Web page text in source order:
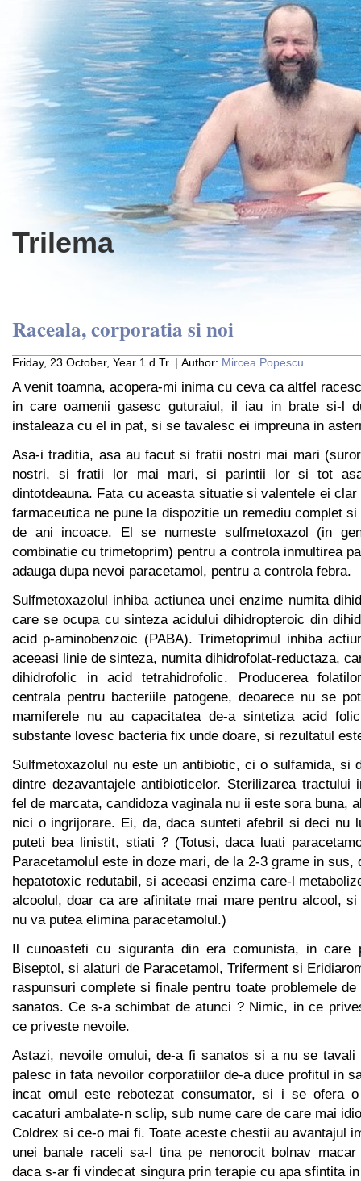
Trilema
Raceala, corporatia si noi
Friday, 23 October, Year 1 d.Tr. | Author: Mircea Popescu
A venit toamna, acopera-mi inima cu ceva ca altfel
in care oamenii gasesc guturaiul, il iau in brate si-l
instaleaza cu el in pat, si se tavalesc ei impreuna in
Asa-i traditia, asa au facut si fratii nostri mai mari
nostri, si fratii lor mai mari, si parintii lor si tot
dintotdeauna. Fata cu aceasta situatie si valentele ei
farmaceutica ne pune la dispozitie un remediu complet
de ani incoace. El se numeste sulfmetoxazol (in
combinatie cu trimetoprim) pentru a controla inmultirea
adauga dupa nevoi paracetamol, pentru a controla febra.
Sulfmetoxazolul inhiba actiunea unei enzime numita
care se ocupa cu sinteza acidului dihidropteroic din
acid p-aminobenzoic (PABA). Trimetoprimul inhiba
aceeasi linie de sinteza, numita dihidrofolat-reductaza,
dihidrofolic in acid tetrahidrofolic. Producerea
centrala pentru bacteriile patogene, deoarece nu se
mamiferele nu au capacitatea de-a sintetiza acid
substante lovesc bacteria fix unde doare, si rezultatul
Sulfmetoxazolul nu este un antibiotic, ci o sulfamida, si
dintre dezavantajele antibioticelor. Sterilizarea tractului
fel de marcata, candidoza vaginala nu ii este sora buna,
nici o ingrijorare. Ei, da, daca sunteti afebril si deci nu
puteti bea linistit, stiati ? (Totusi, daca luati
Paracetamolul este in doze mari, de la 2-3 grame in sus,
hepatotoxic redutabil, si aceeasi enzima care-l
alcoolul, doar ca are afinitate mai mare pentru alcool,
nu va putea elimina paracetamolul.)
Il cunoasteti cu siguranta din era comunista, in care
Biseptol, si alaturi de Paracetamol, Triferment si
raspunsuri complete si finale pentru toate problemele
sanatos. Ce s-a schimbat de atunci ? Nimic, in ce
ce priveste nevoile.
Astazi, nevoile omului, de-a fi sanatos si a nu se tavali
palesc in fata nevoilor corporatiilor de-a duce profitul in
incat omul este rebotezat consumator, si i se ofera
cacaturi ambalate-n sclip, sub nume care de care mai
Coldrex si ce-o mai fi. Toate aceste chestii au avantajul
unei banale raceli sa-l tina pe nenorocit bolnav
daca s-ar fi vindecat singura prin terapie cu apa sfintita